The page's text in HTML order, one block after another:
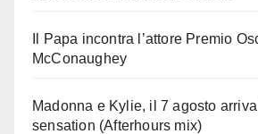
Il Papa incontra l’attore Premio
McConaughey
Madonna e Kylie, il 7 agosto
sensation (Afterhours mix)